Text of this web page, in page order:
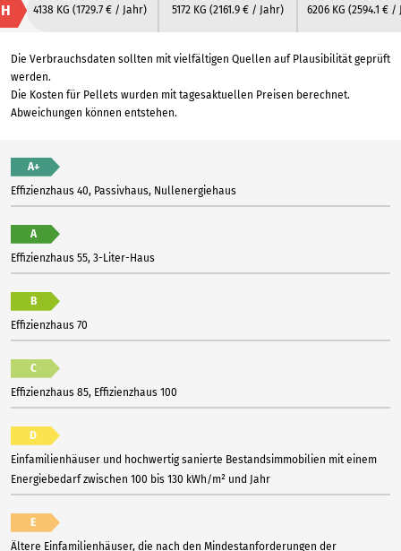
H 4138 KG (1729.7 € / Jahr) 5172 KG (2161.9 € / Jahr) 6206 KG (2594.1 € /
Die Verbrauchsdaten sollten mit vielfältigen Quellen auf Plausibilität geprüft
werden.
Die Kosten für Pellets wurden mit tagesaktuellen Preisen berechnet.
Abweichungen können entstehen.
A+
Effizienzhaus 40, Passivhaus, Nullenergiehaus
A
Effizienzhaus 55, 3-Liter-Haus
B
Effizienzhaus 70
C
Effizienzhaus 85, Effizienzhaus 100
D
Einfamilienhäuser und hochwertig sanierte Bestandsimmobilien mit einem
Energiebedarf zwischen 100 bis 130 kWh/m² und Jahr
E
Ältere Einfamilienhäuser, die nach den Mindestanforderungen der